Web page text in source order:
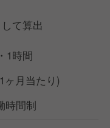
て算出
1時間
ヶ月当たり)
時間制